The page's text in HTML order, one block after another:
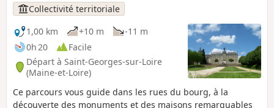
Collectivité territoriale
1,00 km
+10 m
-11 m
0h 20
Facile
Départ à Saint-Georges-sur-Loire
(Maine-et-Loire)
Ce parcours vous guide dans les rues du bourg, à la
découverte des monuments et des maisons remarquables